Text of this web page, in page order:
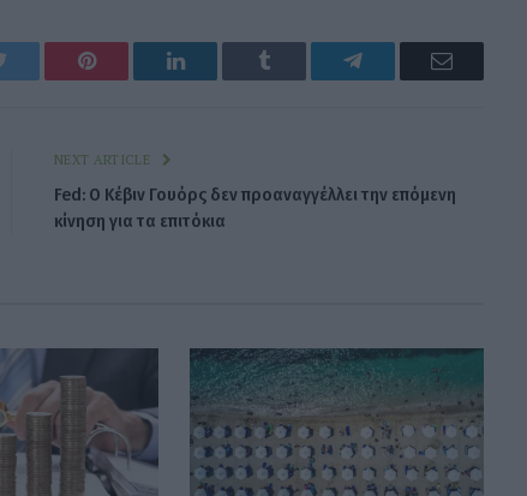
Pinterest LinkedIn Tumblr Telegram Email
NEXT ARTICLE
Fed: Ο Κέβιν Γουόρς δεν προαναγγέλλει την επόμενη
κίνηση για τα επιτόκια